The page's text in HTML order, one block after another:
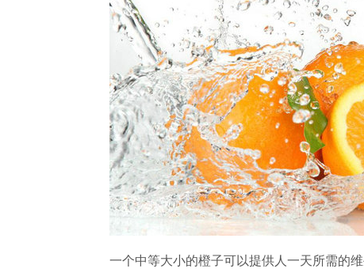
一个中等大小的橙子可以提供人一天所需的